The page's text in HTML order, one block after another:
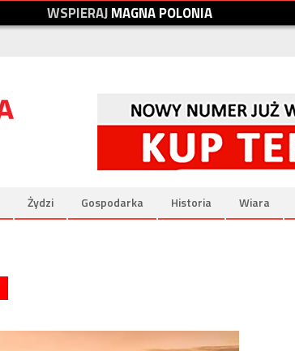
WSPIERAJMAGNAPOLONIA
Żydzi Gospodarka Historia Wiara